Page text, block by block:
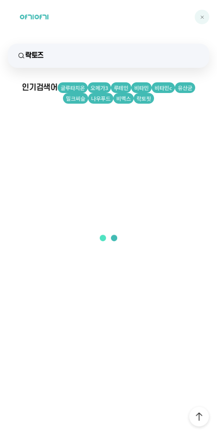
인기검색어 글루타치온 오메가3 루테인 비타민 비타민c
유산균
밀크씨슬
나우푸드 비맥스 락토핏